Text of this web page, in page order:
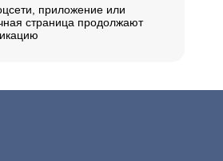
приложение или
страница продолжают